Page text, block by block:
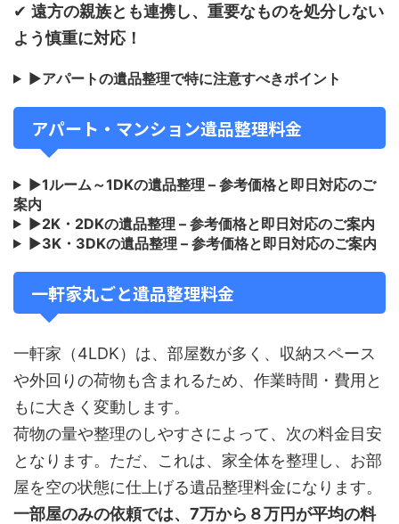
✔ 遠方の親族とも連携し、重要なものを処分しない
よう慎重に対応！
▶アパートの遺品整理で特に注意すべきポイント
アパート・マンション遺品整理料金
▶1ルーム～1DKの遺品整理 – 参考価格と即日対応のご
案内
▶2K・2DKの遺品整理 – 参考価格と即日対応のご案内
▶3K・3DKの遺品整理 – 参考価格と即日対応のご案内
一軒家丸ごと遺品整理料金
一軒家（4LDK）は、部屋数が多く、収納スペース
や外回りの荷物も含まれるため、作業時間・費用と
もに大きく変動します。
荷物の量や整理のしやすさによって、次の料金目安
となります。ただ、これは、家全体を整理し、お部
屋を空の状態に仕上げる遺品整理料金になります。
一部屋のみの依頼では、7万から８万円が平均の料